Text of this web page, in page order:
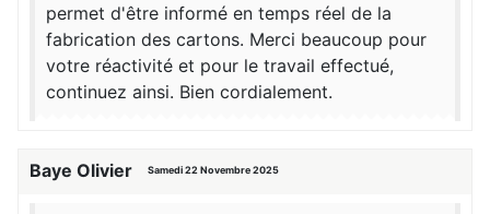
permet d'être informé en temps réel de la
fabrication des cartons. Merci beaucoup pour
votre réactivité et pour le travail effectué,
continuez ainsi. Bien cordialement.
Baye Olivier Samedi 22 Novembre 2025